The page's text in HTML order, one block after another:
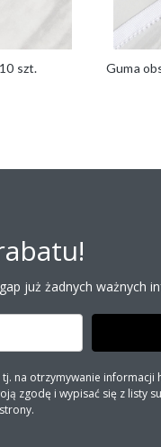
szt.
Guma
już żadnych ważnych
na otrzymywanie
zgodę i wypisać się z listy
strony.